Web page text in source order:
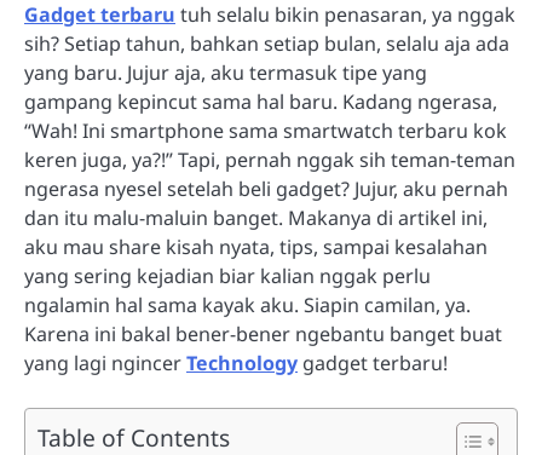
Gadget terbaru tuh selalu bikin penasaran, ya nggak
sih? Setiap tahun, bahkan setiap bulan, selalu aja ada
yang baru. Jujur aja, aku termasuk tipe yang
gampang kepincut sama hal baru. Kadang ngerasa,
“Wah! Ini smartphone sama smartwatch terbaru kok
keren juga, ya?!” Tapi, pernah nggak sih teman-teman
ngerasa nyesel setelah beli gadget? Jujur, aku pernah
dan itu malu-maluin banget. Makanya di artikel ini,
aku mau share kisah nyata, tips, sampai kesalahan
yang sering kejadian biar kalian nggak perlu
ngalamin hal sama kayak aku. Siapin camilan, ya.
Karena ini bakal bener-bener ngebantu banget buat
yang lagi ngincerTechnology gadget terbaru!
Table of Contents